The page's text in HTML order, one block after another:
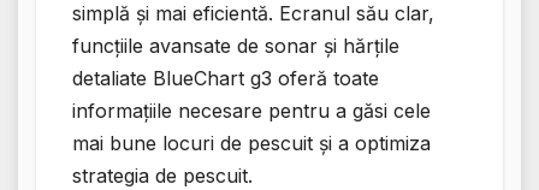
simplă și mai eficientă. Ecranul său clar,
funcțiile avansate de sonar și hărțile
detaliate BlueChart g3 oferă toate
informațiile necesare pentru a găsi cele
mai bune locuri de pescuit și a optimiza
strategia de pescuit.